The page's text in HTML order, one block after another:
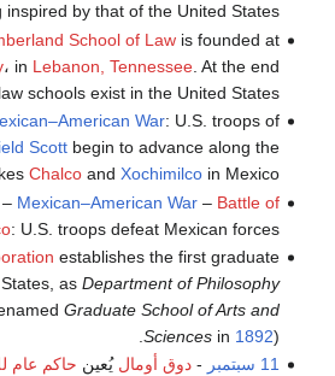
inspired by that of the United States .
School of Lawis founded at
، in Lebanon, Tennessee. At the end
schools exist in the United States.
War: U.S. troops of
Scottbegin to advance along the
Chalcoand Xochimilcoin Mexico.
Mexican–American War– Battle of
: U.S. troops defeat Mexican forces.
establishes the first graduate
as Department of Philosophy
Graduate School of Arts and
Sciencesin 1892).
11 سبتمبر
-دوق أومال يُعين حاكم عام